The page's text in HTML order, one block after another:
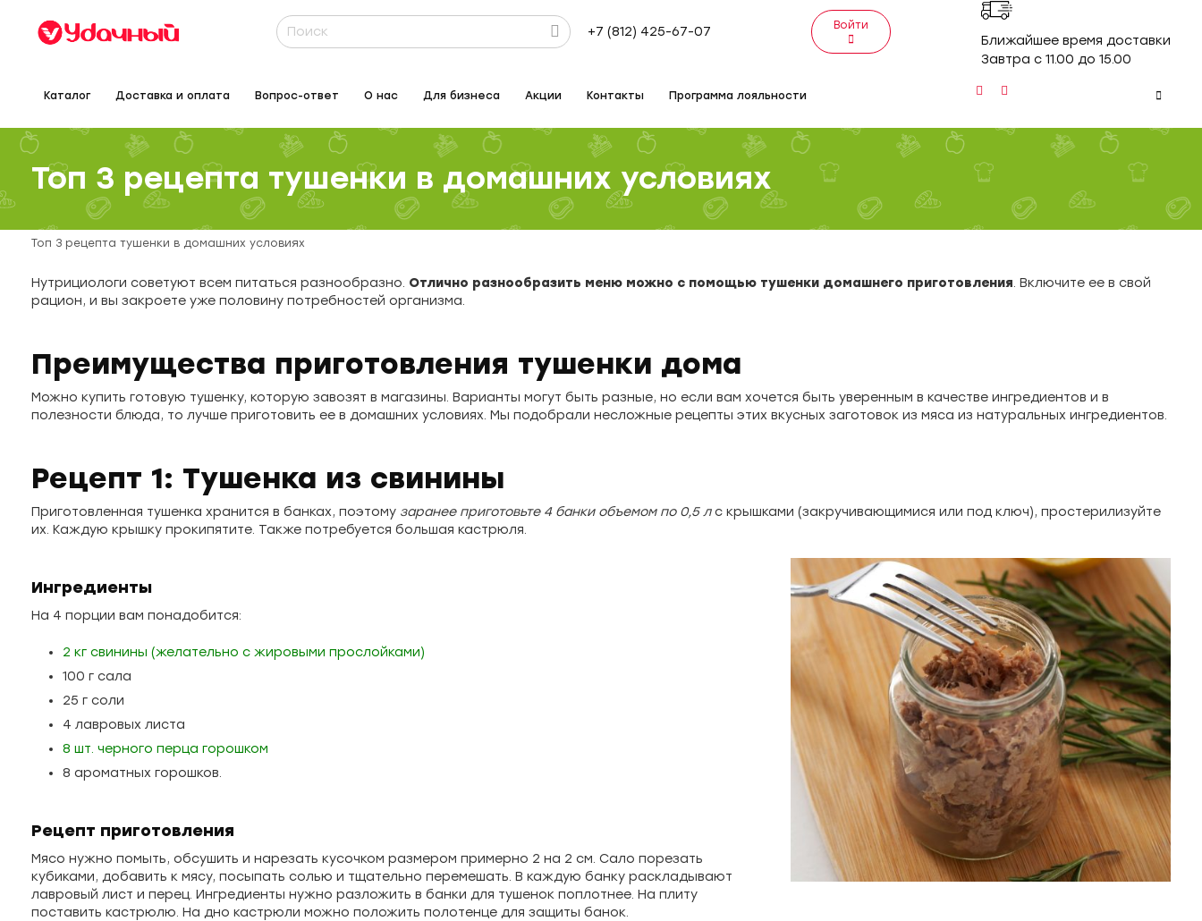
+7 (812) 425-67-07 Войти
Ближайшее время доставки
Завтра с 11.00 до 15.00
Каталог Доставка и оплата Вопрос-ответ О нас Для бизнеса Акции Контакты Программа лояльности
Топ 3 рецепта тушенки в домашних условиях
Топ 3 рецепта тушенки в домашних условиях
Нутрициологи советуют всем питаться разнообразно. Отлично разнообразить меню можно с помощью тушенки домашнего приготовления. Включите ее в свой
рацион, и вы закроете уже половину потребностей организма.
Преимущества приготовления тушенки дома
Можно купить готовую тушенку, которую завозят в магазины. Варианты могут быть разные, но если вам хочется быть уверенным в качестве ингредиентов и в
полезности блюда, то лучше приготовить ее в домашних условиях. Мы подобрали несложные рецепты этих вкусных заготовок из мяса из натуральных ингредиентов.
Рецепт 1: Тушенка из свинины
Приготовленная тушенка хранится в банках, поэтому заранее приготовьте 4 банки объемом по 0,5 лс крышками (закручивающимися или под ключ), простерилизуйте
их. Каждую крышку прокипятите. Также потребуется большая кастрюля.
Ингредиенты
На 4 порции вам понадобится:
2 кг свинины (желательно с жировыми прослойками)
100 г сала
25 г соли
4 лавровых листа
8 шт. черного перца горошком
8 ароматных горошков.
Рецепт приготовления
Мясо нужно помыть, обсушить и нарезать кусочком размером примерно 2 на 2 см. Сало порезать
кубиками, добавить к мясу, посыпать солью и тщательно перемешать. В каждую банку раскладывают
лавровый лист и перец. Ингредиенты нужно разложить в банки для тушенок поплотнее. На плиту
поставить кастрюлю. На дно кастрюли можно положить полотенце для защиты банок.